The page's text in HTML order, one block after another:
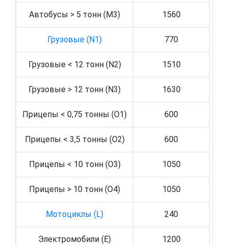
Автобусы > 5 тонн (M3) 1560
Грузовые (N1) 770
Грузовые < 12 тонн (N2) 1510
Грузовые > 12 тонн (N3) 1630
Прицепы < 0,75 тонны (O1) 600
Прицепы < 3,5 тонны (O2) 600
Прицепы < 10 тонн (O3) 1050
Прицепы > 10 тонн (O4) 1050
Мотоциклы (L) 240
Электромобили (E) 1200